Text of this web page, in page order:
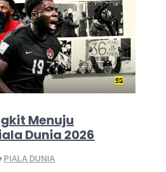
Menuju
Dunia 2026
PIALA DUNIA